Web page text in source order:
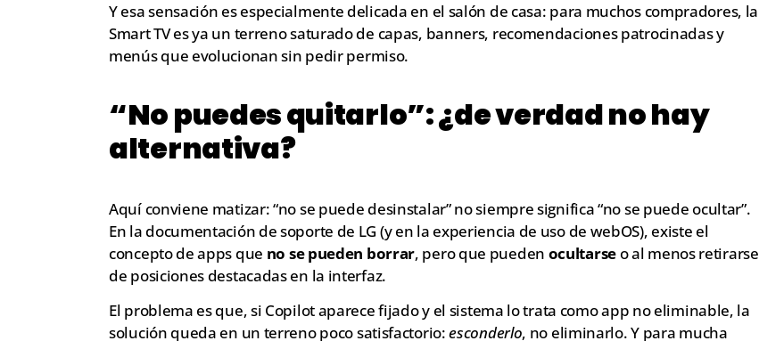
Y esa sensación es especialmente delicada en el salón de casa: para muchos compradores, la
Smart TV es ya un terreno saturado de capas, banners, recomendaciones patrocinadas y
menús que evolucionan sin pedir permiso.
“No puedes quitarlo”: ¿de verdad no hay
alternativa?
Aquí conviene matizar: “no se puede desinstalar” no siempre significa “no se puede ocultar”.
En la documentación de soporte de LG (y en la experiencia de uso de webOS), existe el
concepto de apps que no se pueden borrar, pero que pueden ocultarseo al menos retirarse
de posiciones destacadas en la interfaz.
El problema es que, si Copilot aparece fijado y el sistema lo trata como app no eliminable, la
solución queda en un terreno poco satisfactorio:esconderlo, no eliminarlo. Y para mucha